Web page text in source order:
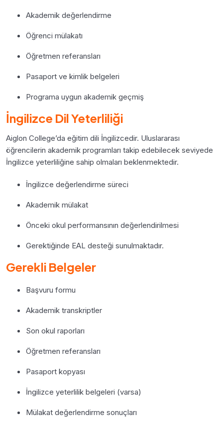
Akademik değerlendirme
Öğrenci mülakatı
Öğretmen referansları
Pasaport ve kimlik belgeleri
Programa uygun akademik geçmiş
İngilizce Dil Yeterliliği
Aiglon College’da eğitim dili İngilizcedir. Uluslararası
öğrencilerin akademik programları takip edebilecek seviyede
İngilizce yeterliliğine sahip olmaları beklenmektedir.
İngilizce değerlendirme süreci
Akademik mülakat
Önceki okul performansının değerlendirilmesi
Gerektiğinde EAL desteği sunulmaktadır.
Gerekli Belgeler
Başvuru formu
Akademik transkriptler
Son okul raporları
Öğretmen referansları
Pasaport kopyası
İngilizce yeterlilik belgeleri (varsa)
Mülakat değerlendirme sonuçları